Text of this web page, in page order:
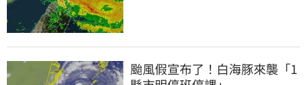
颱風假宣布了！白海豚來襲「1